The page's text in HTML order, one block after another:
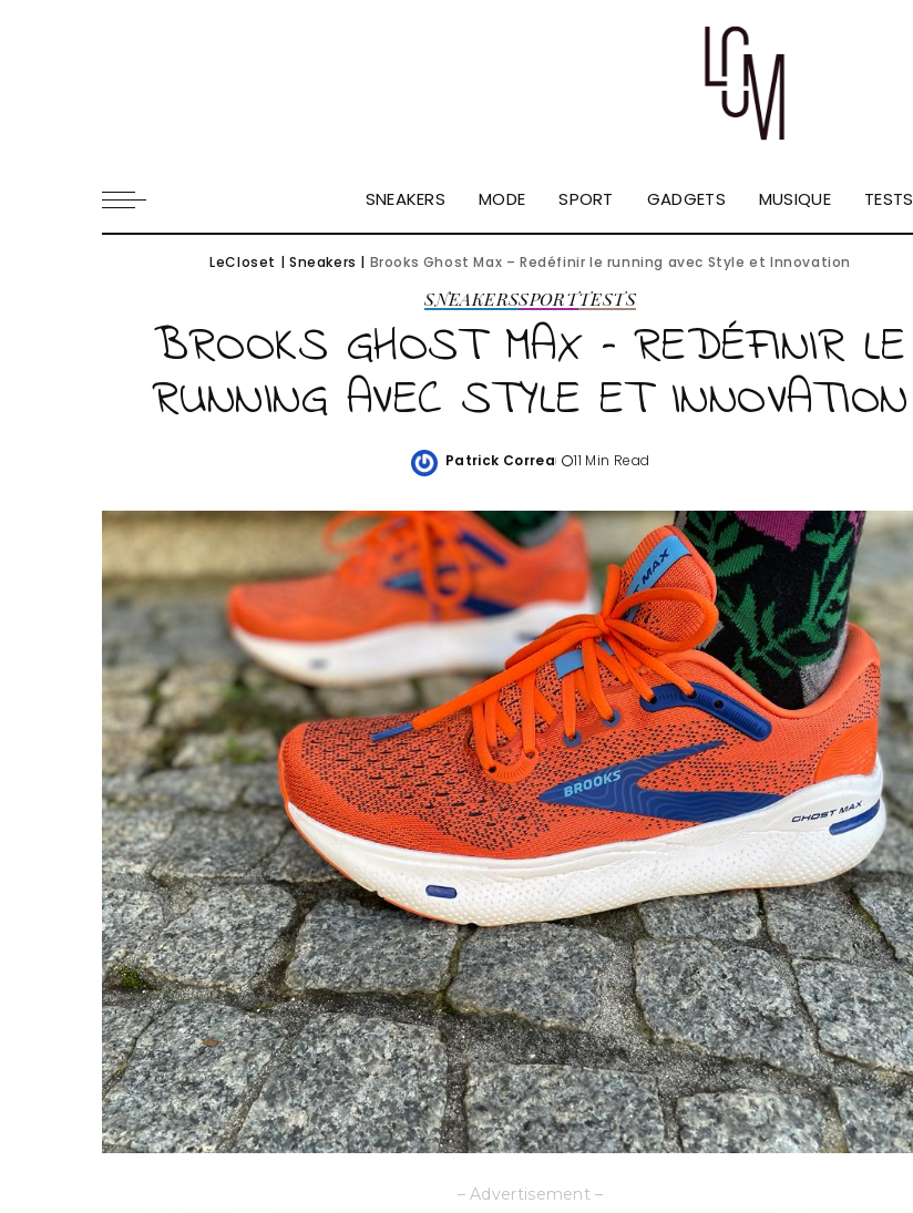
SNEAKERS MODE SPORT GADGETS MUSIQUE TESTS
LeCloset | Sneakers | Brooks Ghost Max – Redéfinir le running avec Style et Innovation
SNEAKERSSPORTTESTS
BROOKS GHOST MAX – REDÉFINIR LE
RUNNING AVEC STYLE ET INNOVATION
Posted
Patrick Correa 11 Min Read
– Advertisement –